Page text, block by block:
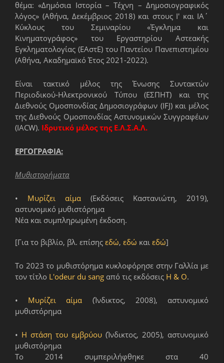
θέμα: «Δημόσια Ιστορία – Τέχνη – Δημοσιογραφικός
λόγος» (Αθήνα, Δεκέμβριος 2018) και στους Ι' και ΙΑ΄
Κύκλους του Σεμιναρίου «Έγκλημα και
Κινηματογράφος» του Εργαστηρίου Αστεακής
Εγκληματολογίας (ΕΑστΕ) του Παντείου Πανεπιστημίου
(Αθήνα, Ακαδημαϊκό Έτος 2021-2022).
Είναι τακτικό μέλος της Ένωσης Συντακτών
Περιοδικού-Ηλεκτρονικού Τύπου (ΕΣΠΗΤ) και της
Διεθνούς Ομοσπονδίας Δημοσιογράφων (IFJ) και μέλος
της Διεθνούς Ομοσπονδίας Αστυνομικών Συγγραφέων
(IACW). Ιδρυτικό μέλος της Ε.Λ.Σ.Α.Λ.
ΕΡΓΟΓΡΑΦΙΑ:
Μυθιστορήματα
• Μυρίζει αίμα (Εκδόσεις Καστανιώτη, 2019),
αστυνομικό μυθιστόρημα
Νέα και συμπληρωμένη έκδοση.
[Για το βιβλίο, βλ. επίσης εδώ, εδώ και εδώ]
Το 2023 το μυθιστόρημα κυκλοφόρησε στην Γαλλία με
τον τίτλο L'odeur du sang από τις εκδόσεις H & O.
• Μυρίζει αίμα (Ίνδικτος, 2008), αστυνομικό
μυθιστόρημα
• Η στάση του εμβρύου (Ίνδικτος, 2005), αστυνομικό
μυθιστόρημα
Το 2014 συμπεριλήφθηκε στα 40